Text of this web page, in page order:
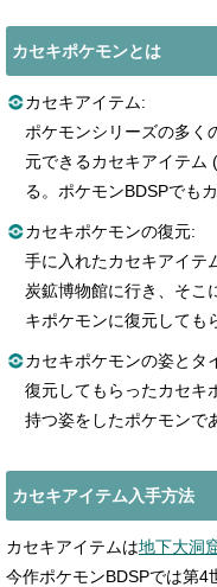
カセキポケモンとは
カセキアイテム:
ポケモンシリーズの多く
元できるカセキアイテム
る。ポケモンBDSPでも
カセキポケモンの復元:
手に入れたカセキアイテ
炭鉱博物館に行き、そこ
キポケモンに復元しても
カセキポケモンの姿とタ
復元してもらったカセキ
持つ姿をしたポケモンで
カセキアイテム入手方法
カセキアイテムは地下大洞
今作ポケモンBDSPでは第